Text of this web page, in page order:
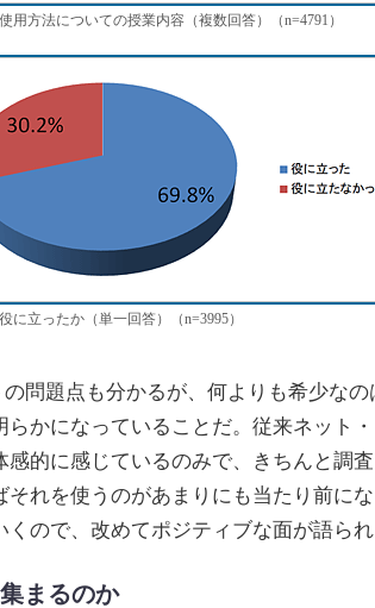
用方法についての授業内容（複数回答）（n=4791）
に立ったか（単一回答）（n=3995）
問題点も分かるが、何よりも希少なの
らかになっていることだ。従来ネット
的に感じているのみで、きちんと調
それを使うのがあまりにも当たり前に
ので、改めてポジティブな面が語られ
まるのか